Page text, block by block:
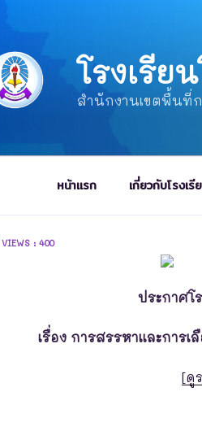
โรงเรีย
สำนักงานเขตพื้นที่
หน้าแรก เกี่ยวกับโรงเรี
VIEWS : 400
ประกาศโ
เรื่อง การสรรหาและกา
[ดู